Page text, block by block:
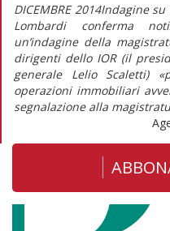
DICEMBRE 2014Indagine
Lombardi conferma
un’indagine della
dirigenti dello IOR (il
generale Lelio Scaletti)
operazioni immobiliari
segnalazione alla